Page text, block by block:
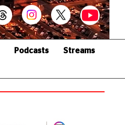
Podcasts Streams